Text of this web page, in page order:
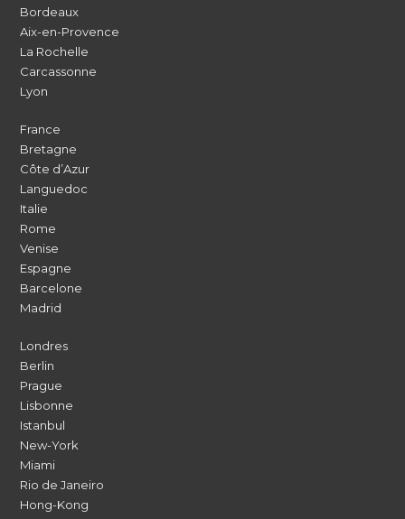
Bordeaux
Aix-en-Provence
La Rochelle
Carcassonne
Lyon
France
Bretagne
Côte d’Azur
Languedoc
Italie
Rome
Venise
Espagne
Barcelone
Madrid
Londres
Berlin
Prague
Lisbonne
Istanbul
New-York
Miami
Rio de Janeiro
Hong-Kong